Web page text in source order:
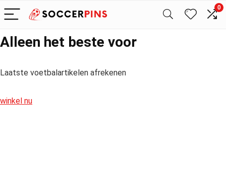
0
Alleen het beste voor
Laatste voetbalartikelen afrekenen
winkel nu